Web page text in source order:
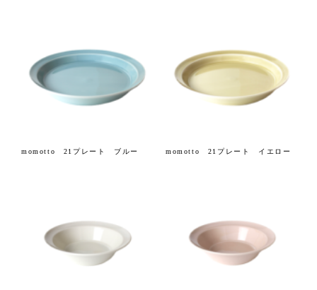
momotto 21プレート ブルー momotto 21プレート イエロー